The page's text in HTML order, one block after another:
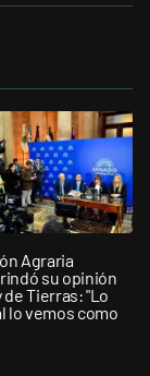
Agraria
su opinión
de Tierras: "Lo
lo vemos como